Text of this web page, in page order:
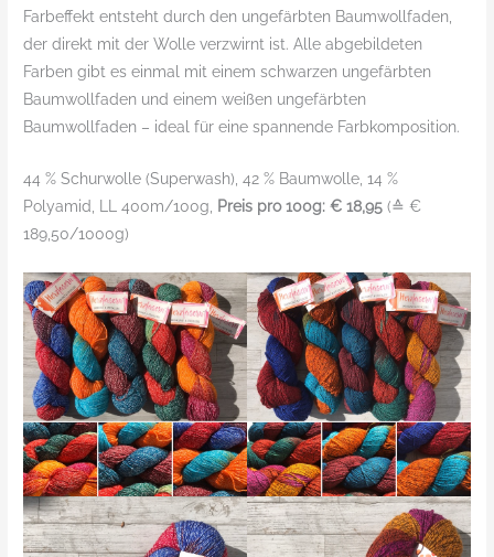
Farbeffekt entsteht durch den ungefärbten Baumwollfaden,
der direkt mit der Wolle verzwirnt ist. Alle abgebildeten
Farben gibt es einmal mit einem schwarzen ungefärbten
Baumwollfaden und einem weißen ungefärbten
Baumwollfaden – ideal für eine spannende Farbkomposition.
44 % Schurwolle (Superwash), 42 % Baumwolle, 14 %
Polyamid, LL 400m/100g, Preis pro 100g: € 18,95 (≙ €
189,50/1000g)